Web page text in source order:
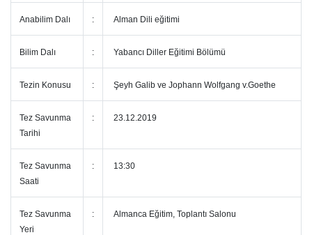
Anabilim Dalı : Alman Dili eğitimi
Bilim Dalı : Yabancı Diller Eğitimi Bölümü
Tezin Konusu : Şeyh Galib ve Jophann Wolfgang v.Goethe
Tez Savunma
Tarihi
: 23.12.2019
Tez Savunma
Saati
: 13:30
Tez Savunma
Yeri
: Almanca Eğitim, Toplantı Salonu